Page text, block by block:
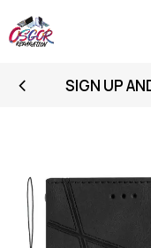
SIGN UP